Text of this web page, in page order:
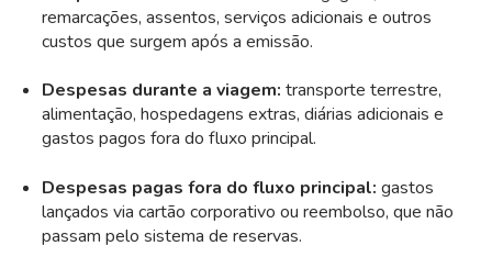
remarcações, assentos, serviços adicionais e outros
custos que surgem após a emissão.
Despesas durante a viagem: transporte terrestre,
alimentação, hospedagens extras, diárias adicionais e
gastos pagos fora do fluxo principal.
Despesas pagas fora do fluxo principal: gastos
lançados via cartão corporativo ou reembolso, que não
passam pelo sistema de reservas.